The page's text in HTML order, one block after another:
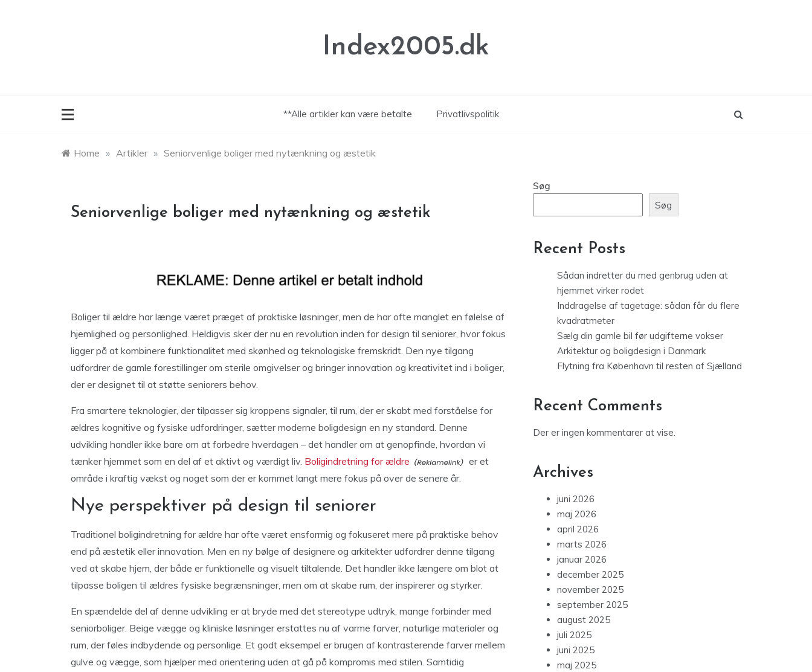
Index2005.dk
**Alle artikler kan være betalte Privatlivspolitik
Home » Artikler » Seniorvenlige boliger med nytænkning og æstetik
Seniorvenlige boliger med nytænkning og æstetik
Boliger til ældre har længe været præget af praktiske løsninger, men de har ofte manglet en følelse af
hjemlighed og personlighed. Heldigvis sker der nu en revolution inden for design til seniorer, hvor fokus
ligger på at kombinere funktionalitet med skønhed og teknologiske fremskridt. Den nye tilgang
udfordrer de gamle forestillinger om sterile omgivelser og bringer innovation og kreativitet ind i boliger,
der er designet til at støtte seniorers behov.
Fra smartere teknologier, der tilpasser sig kroppens signaler, til rum, der er skabt med forståelse for
ældres kognitive og fysiske udfordringer, sætter moderne boligdesign en ny standard. Denne
udvikling handler ikke bare om at forbedre hverdagen – det handler om at genopfinde, hvordan vi
tænker hjemmet som en del af et aktivt og værdigt liv. Boligindretning for ældre
er et
område i kraftig vækst og noget som der er kommet langt mere fokus på over de senere år.
Nye perspektiver på design til seniorer
Traditionel boligindretning for ældre har ofte været ensformig og fokuseret mere på praktiske behov
end på æstetik eller innovation. Men en ny bølge af designere og arkitekter udfordrer denne tilgang
ved at skabe hjem, der både er funktionelle og visuelt tiltalende. Det handler ikke længere om blot at
tilpasse boligen til ældres fysiske begrænsninger, men om at skabe rum, der inspirerer og styrker.
En spændelde del af denne udvikling er at bryde med det stereotype udtryk, mange forbinder med
seniorboliger. Beige vægge og kliniske løsninger erstattes nu af varme farver, naturlige materialer og
rum, der føles indbydende og personlige. Et godt eksempel er brugen af kontrasterende farver mellem
gulve og vægge, som hjælper med orientering uden at gå på kompromis med stilen. Samtidig
Søg
Søg
Recent Posts
Sådan indretter du med genbrug uden at
hjemmet virker rodet
Inddragelse af tagetage: sådan får du flere
kvadratmeter
Sælg din gamle bil før udgifterne vokser
Arkitektur og boligdesign i Danmark
Flytning fra København til resten af Sjælland
Recent Comments
Der er ingen kommentarer at vise.
Archives
juni 2026
maj 2026
april 2026
marts 2026
januar 2026
december 2025
november 2025
september 2025
august 2025
juli 2025
juni 2025
maj 2025